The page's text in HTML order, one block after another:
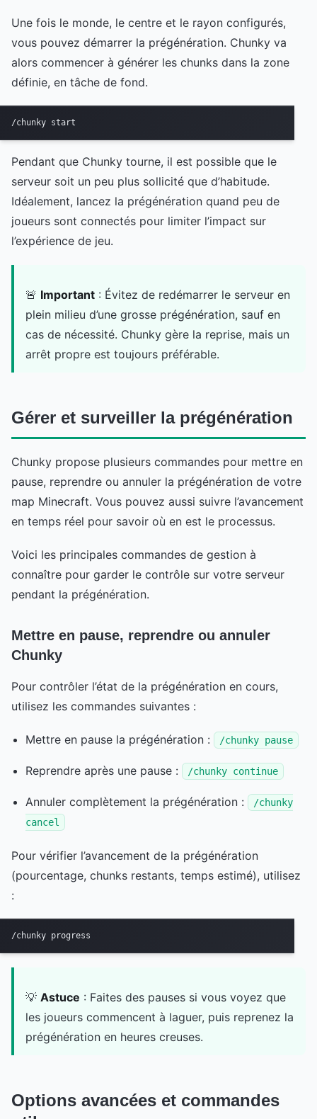
Une fois le monde, le centre et le rayon configurés,
vous pouvez démarrer la prégénération. Chunky va
alors commencer à générer les chunks dans la zone
définie, en tâche de fond.
/chunky start
Pendant que Chunky tourne, il est possible que le
serveur soit un peu plus sollicité que d’habitude.
Idéalement, lancez la prégénération quand peu de
joueurs sont connectés pour limiter l’impact sur
l’expérience de jeu.
🚨 Important : Évitez de redémarrer le serveur en
plein milieu d’une grosse prégénération, sauf en
cas de nécessité. Chunky gère la reprise, mais un
arrêt propre est toujours préférable.
Gérer et surveiller la prégénération
Chunky propose plusieurs commandes pour mettre en
pause, reprendre ou annuler la prégénération de votre
map Minecraft. Vous pouvez aussi suivre l’avancement
en temps réel pour savoir où en est le processus.
Voici les principales commandes de gestion à
connaître pour garder le contrôle sur votre serveur
pendant la prégénération.
Mettre en pause, reprendre ou annuler
Chunky
Pour contrôler l’état de la prégénération en cours,
utilisez les commandes suivantes :
Mettre en pause la prégénération : /chunky pause
Reprendre après une pause : /chunky continue
Annuler complètement la prégénération :
/chunky
cancel
Pour vérifier l’avancement de la prégénération
(pourcentage, chunks restants, temps estimé), utilisez
:
/chunky progress
💡 Astuce : Faites des pauses si vous voyez que
les joueurs commencent à laguer, puis reprenez la
prégénération en heures creuses.
Options avancées et commandes